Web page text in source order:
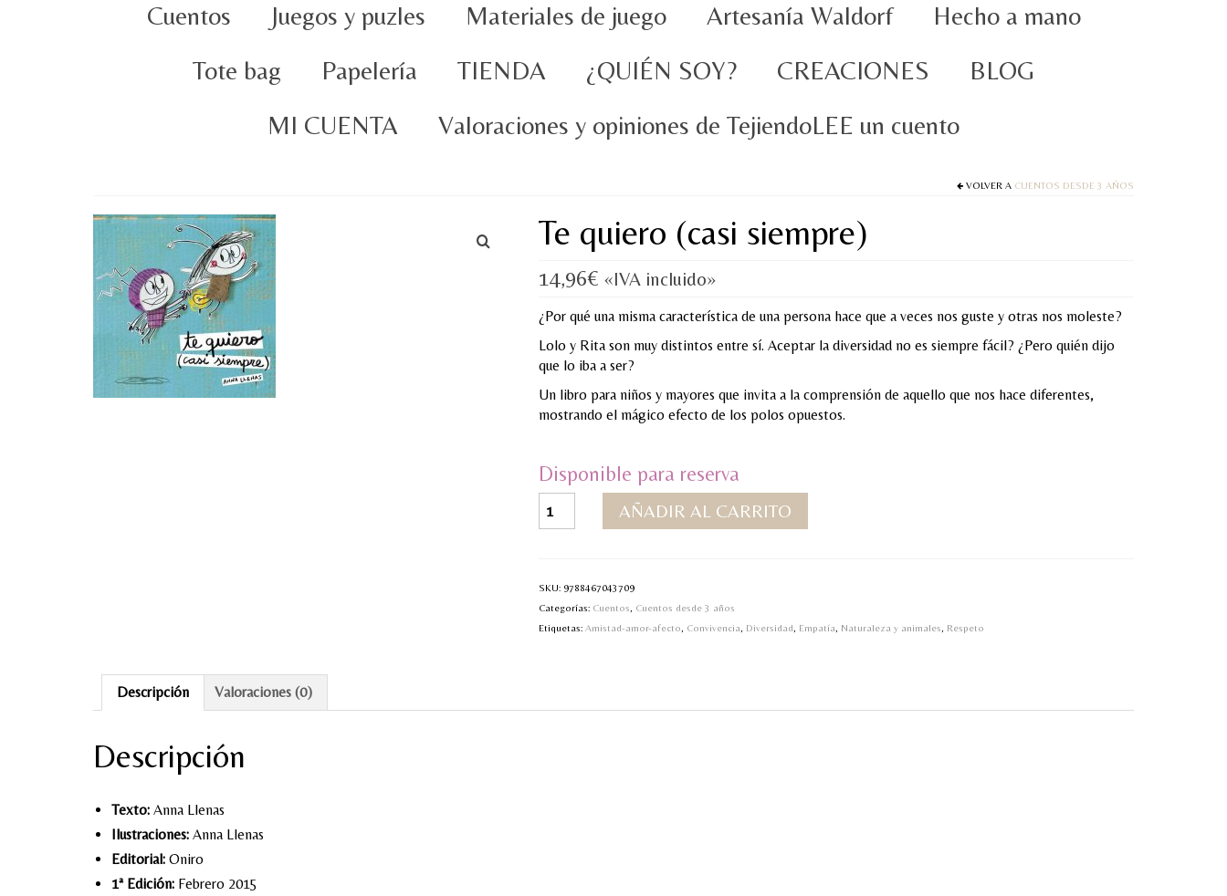
Cuentos Juegos y puzles Materiales de juego Artesanía Waldorf
Hecho a mano
Tote bag
Papelería TIENDA ¿QUIÉN SOY? CREACIONES
BLOG
MI CUENTA
Valoraciones y opiniones de TejiendoLEE un cuento
VOLVER A CUENTOS DESDE 3 AÑOS
Te quiero (casi siempre)
14,96€ «IVA incluido»
¿Por qué una misma característica de una persona hace que a veces nos guste y otras nos moleste?
Lolo y Rita son muy distintos entre sí. Aceptar la diversidad no es siempre fácil? ¿Pero quién dijo
que lo iba a ser?
Un libro para niños y mayores que invita a la comprensión de aquello que nos hace diferentes,
mostrando el mágico efecto de los polos opuestos.
Disponible para reserva
quiero
cantidad
AÑADIR AL CARRITO
SKU: 9788467043709
Categorías: Cuentos
Cuentos desde 3 años
Etiquetas: Amistad-amor-afecto Convivencia Diversidad Empatía Naturaleza y animales Respeto
Descripción Valoraciones (0)
Descripción
Texto: Anna Llenas
Ilustraciones: Anna Llenas
Editorial: Oniro
1ª Edición: Febrero 2015